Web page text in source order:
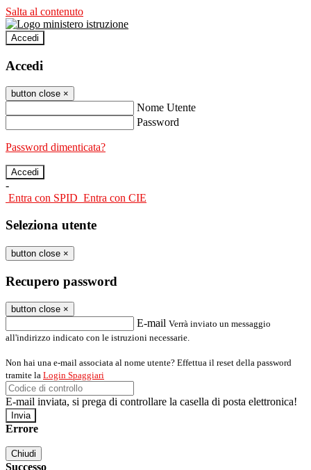
Salta al contenuto
Accedi
Accedi
button close ×
Nome Utente
Password
Password dimenticata?
-
Entra con SPID Entra con CIE
Seleziona utente
button close ×
Recupero password
button close ×
E-mail Verrà inviato un messaggio
all'indirizzo indicato con le istruzioni necessarie.
Non hai una e-mail associata al nome utente? Effettua il reset della password
tramite la Login Spaggiari
E-mail inviata, si prega di controllare la casella di posta elettronica!
Errore
Chiudi
Successo